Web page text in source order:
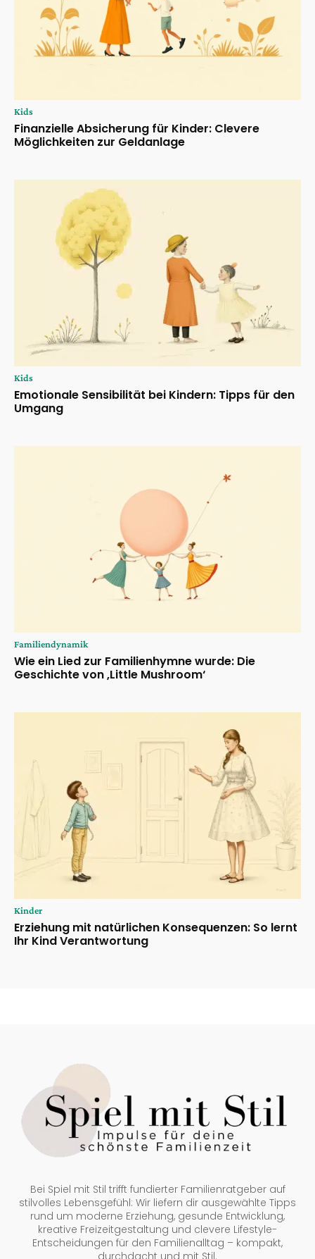
Kids
Finanzielle Absicherung für Kinder: Clevere
Möglichkeiten zur Geldanlage
Kids
Emotionale Sensibilität bei Kindern: Tipps für den
Umgang
Familiendynamik
Wie ein Lied zur Familienhymne wurde: Die
Geschichte von ‚Little Mushroom‘
Kinder
Erziehung mit natürlichen Konsequenzen: So lernt
Ihr Kind Verantwortung
Bei Spiel mit Stil trifft fundierter Familienratgeber auf
stilvolles Lebensgefühl: Wir liefern dir ausgewählte Tipps
rund um moderne Erziehung, gesunde Entwicklung,
kreative Freizeitgestaltung und clevere Lifestyle-
Entscheidungen für den Familienalltag – kompakt,